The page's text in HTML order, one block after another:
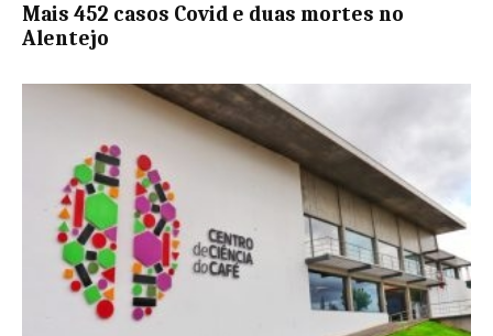
Mais 452 casos Covid e duas mortes no
Alentejo